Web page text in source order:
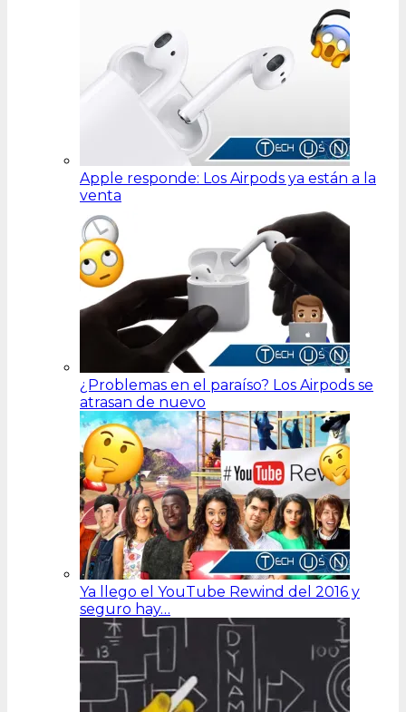
Apple responde: Los Airpods ya están a la
venta
¿Problemas en el paraíso? Los Airpods se
atrasan de nuevo
Ya llego el YouTube Rewind del 2016 y
seguro hay…